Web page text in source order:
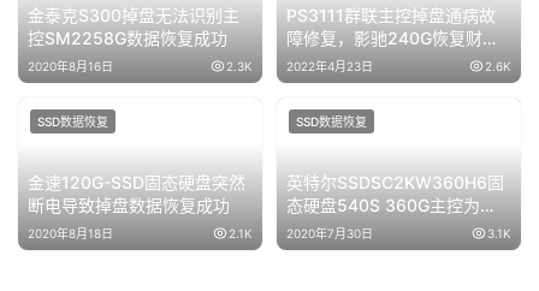
金泰克S300掉盘无法识别主
控SM2258G数据恢复成功
2020年8月16日 2.3K
PS3111群联主控掉盘通病故
障修复，影驰240G恢复财务
软件数据库恢复成功
2022年4月23日 2.6K
金速120G-SSD固态硬盘突然
断电导致掉盘数据恢复成功
2020年8月18日 2.1K
SSD数据恢复
英特尔SSDSC2KW360H6固
态硬盘540S 360G主控为
SM2258G通电无法识别所有
数据完美恢复
2020年7月30日 3.1K
SSD数据恢复